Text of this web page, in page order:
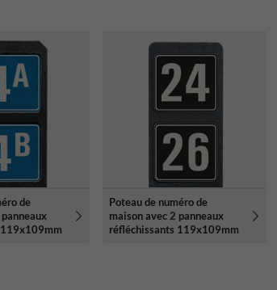
de
Poteau de numéro de
maison avec 2 panneaux
réfléchissants 119x109mm